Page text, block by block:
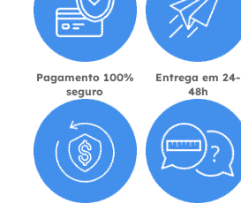
Pagamento 100%
seguro
Entrega em 24-
48h